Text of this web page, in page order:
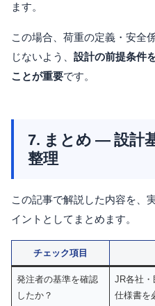
ます。
この場合、荷重の定義・安全
じないよう、 設計の前提条件
ことが重要です。
7. まとめ ― 設計
整理
この記事で解説した内容を、
イントとしてまとめます。
チェック項目
発注者の基準を確認
したか？
JR各社
仕様書を